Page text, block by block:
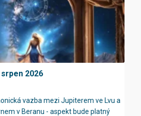
2026
vazba mezi Jupiterem ve Lvu a
v Beranu - aspekt bude platný